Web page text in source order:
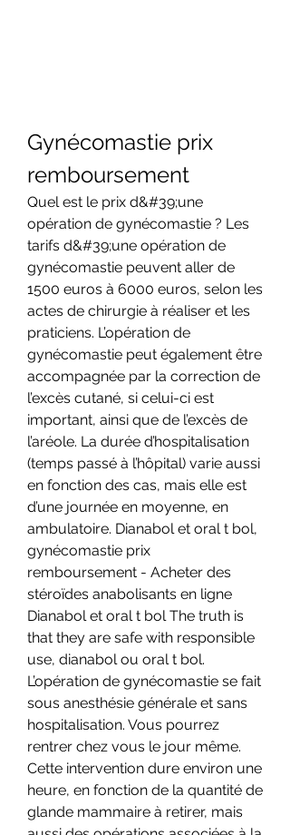
Gynécomastie prix
remboursement
Quel est le prix d&#39;une
opération de gynécomastie ? Les
tarifs d&#39;une opération de
gynécomastie peuvent aller de
1500 euros à 6000 euros, selon les
actes de chirurgie à réaliser et les
praticiens. L’opération de
gynécomastie peut également être
accompagnée par la correction de
l’excès cutané, si celui-ci est
important, ainsi que de l’excès de
l’aréole. La durée d’hospitalisation
(temps passé à l’hôpital) varie aussi
en fonction des cas, mais elle est
d’une journée en moyenne, en
ambulatoire. Dianabol et oral t bol,
gynécomastie prix
remboursement - Acheter des
stéroïdes anabolisants en ligne
Dianabol et oral t bol The truth is
that they are safe with responsible
use, dianabol ou oral t bol.
L’opération de gynécomastie se fait
sous anesthésie générale et sans
hospitalisation. Vous pourrez
rentrer chez vous le jour même.
Cette intervention dure environ une
heure, en fonction de la quantité de
glande mammaire à retirer, mais